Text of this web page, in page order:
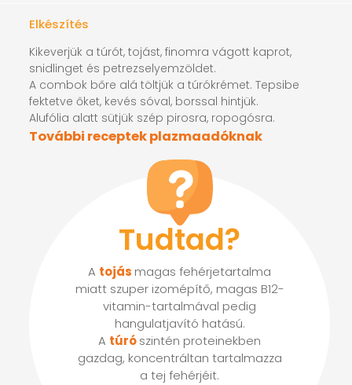
Elkészítés
Kikeverjük a túrót, tojást, finomra vágott kaprot,
snidlinget és petrezselyemzöldet.
A combok bőre alá töltjük a túrókrémet. Tepsibe
fektetve őket, kevés sóval, borssal hintjük.
Alufólia alatt sütjük szép pirosra, ropogósra.
További receptek plazmaadóknak
Tudtad?
A tojás magas fehérjetartalma
miatt szuper izomépítő, magas B12-
vitamin-tartalmával pedig
hangulatjavító hatású.
A túrószintén proteinekben
gazdag, koncentráltan tartalmazza
a tej fehérjéit.